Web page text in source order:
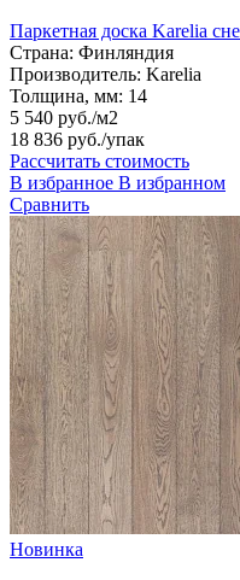
Паркетная доска Karelia
Страна: Финляндия
Производитель: Karelia
Толщина, мм: 14
5 540 руб./м2
18 836 руб./упак
Рассчитать стоимость
В избранное В избранном
Сравнить
Новинка